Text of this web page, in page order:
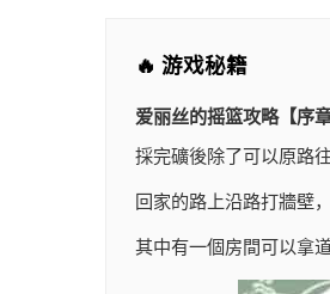
🔥 游戏秘籍
爱丽丝的摇篮攻略【序章
採完礦後除了可以原路
回家的路上沿路打牆壁
其中有一個房間可以拿